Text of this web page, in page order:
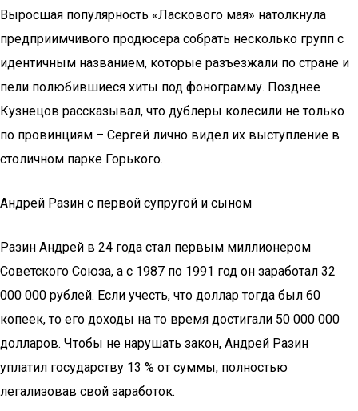
Выросшая популярность «Ласкового мая» натолкнула
предприимчивого продюсера собрать несколько групп с
идентичным названием, которые разъезжали по стране и
пели полюбившиеся хиты под фонограмму. Позднее
Кузнецов рассказывал, что дублеры колесили не только
по провинциям – Сергей лично видел их выступление в
столичном парке Горького.
Андрей Разин с первой супругой и сыном
Разин Андрей в 24 года стал первым миллионером
Советского Союза, а с 1987 по 1991 год он заработал 32
000 000 рублей. Если учесть, что доллар тогда был 60
копеек, то его доходы на то время достигали 50 000 000
долларов. Чтобы не нарушать закон, Андрей Разин
уплатил государству 13 % от суммы, полностью
легализовав свой заработок.